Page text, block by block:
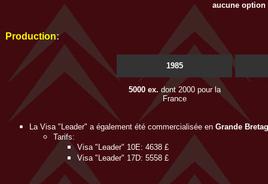
aucune
Production:
1985
5000 ex.dont 2000 pour la
France
La Visa "Leader" a également été commercialisée en Grande
Tarifs:
Visa "Leader" 10E: 4638 £
Visa "Leader" 17D: 5558 £